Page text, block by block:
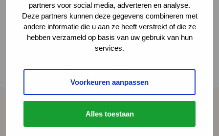
partners voor social media, adverteren en analyse.
Deze partners kunnen deze gegevens combineren met
andere informatie die u aan ze heeft verstrekt of die ze
hebben verzameld op basis van uw gebruik van hun
services.
Voorkeuren aanpassen
Alles toestaan
Hoe loopt de weg naar een nieuw medicijn? En
waarom duurt het zo lang? Hierover sprak
Maastricht UMC+, in het DVN-programma op
het Spierziektecongres.
Spierziekten Nederland